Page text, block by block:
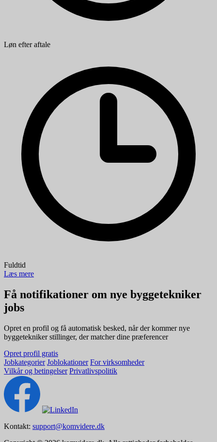
Løn efter aftale
Fuldtid
Læs mere
Få notifikationer om nye byggetekniker
jobs
Opret en profil og få automatisk besked, når der kommer nye
byggetekniker stillinger, der matcher dine præferencer
Opret profil gratis
Jobkategorier Joblokationer For virksomheder
Vilkår og betingelser Privatlivspolitik
Kontakt: support@komvidere.dk